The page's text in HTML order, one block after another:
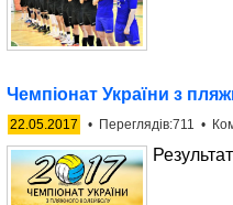
Чемпіонат України з
22.05.2017 • Переглядів:711 •